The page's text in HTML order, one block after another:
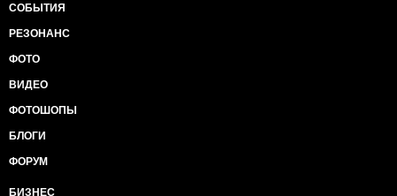
СОБЫТИЯ
РЕЗОНАНС
ФОТО
ВИДЕО
ФОТОШОПЫ
БЛОГИ
ФОРУМ
БИЗНЕС